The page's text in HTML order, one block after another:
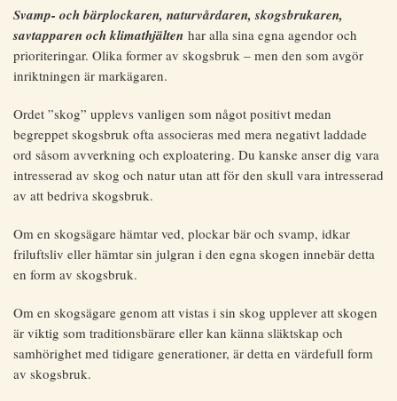
Svamp- och bärplockaren, naturvårdaren, skogsbrukaren,
savtapparen och klimathjälten har alla sina egna agendor och
prioriteringar. Olika former av skogsbruk – men den som avgör
inriktningen är markägaren.
Ordet ”skog” upplevs vanligen som något positivt medan
begreppet skogsbruk ofta associeras med mera negativt laddade
ord såsom avverkning och exploatering. Du kanske anser dig vara
intresserad av skog och natur utan att för den skull vara intresserad
av att bedriva skogsbruk.
Om en skogsägare hämtar ved, plockar bär och svamp, idkar
friluftsliv eller hämtar sin julgran i den egna skogen innebär detta
en form av skogsbruk.
Om en skogsägare genom att vistas i sin skog upplever att skogen
är viktig som traditionsbärare eller kan känna släktskap och
samhörighet med tidigare generationer, är detta en värdefull form
av skogsbruk.